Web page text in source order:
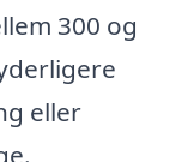
300 og
eller